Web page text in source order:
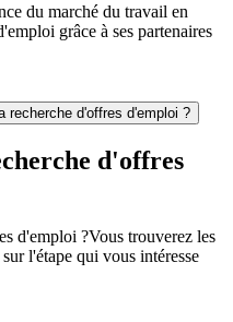
du marché du travail en
grâce à ses partenaires
recherche d'offres d'emploi ?
d'offres
d'emploi ?Vous trouverez les
l'étape qui vous intéresse